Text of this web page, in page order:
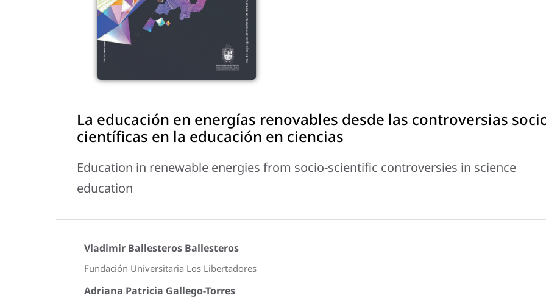
La educación en energías renovables desde las controversias
científicas en la educación en ciencias
Education in renewable energies from socio-scientific controversies in science
education
Vladimir Ballesteros Ballesteros
Fundación Universitaria Los Libertadores
Adriana Patricia Gallego-Torres